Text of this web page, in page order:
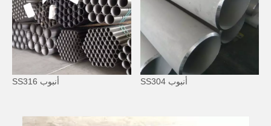
أنبوب SS304 أنبوب SS316